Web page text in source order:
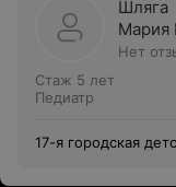
Шляга
Мария
Нет
Стаж 5 лет
Педиатр
17-я городская